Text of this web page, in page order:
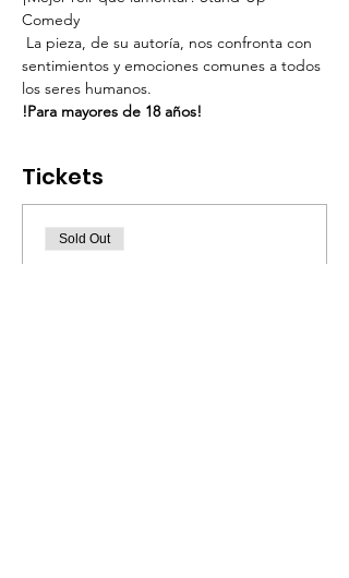
Comedy
La pieza, de su autoría, nos confronta con
sentimientos y emociones comunes a todos
los seres humanos.
!Para mayores de 18 años!
Tickets
Sold Out